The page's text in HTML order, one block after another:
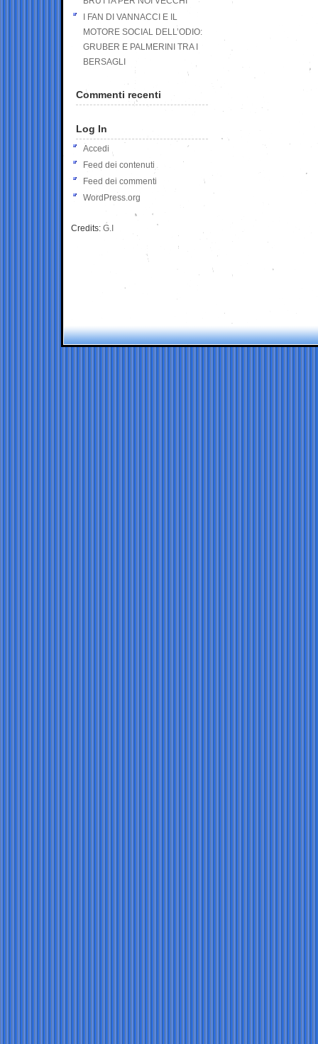
I FAN DI VANNACCI E IL
MOTORE SOCIAL DELL’ODIO:
GRUBER E PALMERINI TRA I
BERSAGLI
Commenti recenti
Log In
Accedi
Feed dei contenuti
Feed dei commenti
WordPress.org
Credits: G.I